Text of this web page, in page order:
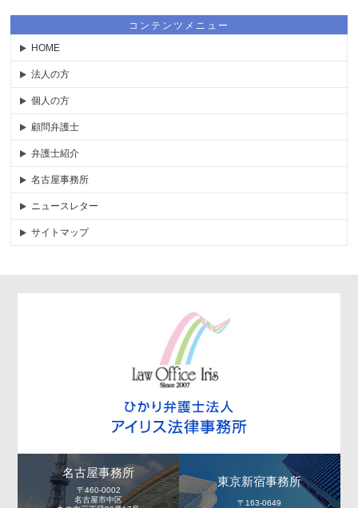
コンテンツメニュー
HOME
法人の方
個人の方
顧問弁護士
弁護士紹介
名古屋事務所
ニュースレター
サイトマップ
名古屋事務所
〒460-0002
名古屋市中区
東京新宿事務所
〒163-0649